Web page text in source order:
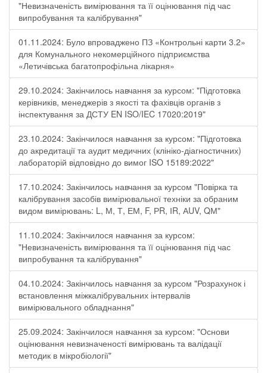
"Невизначеність вимірювання та її оцінювання під час
випробування та калібрування"
01.11.2024: Було впроваджено ПЗ «Контрольні карти 3.2»
для Комунального некомерційного підприємства
«Летичівська багатопрофільна лікарня»
29.10.2024: Закінчилось навчання за курсом: "Підготовка
керівників, менеджерів з якості та фахівців органів з
інспектування за ДСТУ EN ISO/IEC 17020:2019"
23.10.2024: Закінчилося навчання за курсом: "Підготовка
до акредитації та аудит медичних (клініко-діагностичних)
лабораторій відповідно до вимог ISO 15189:2022"
17.10.2024: Закінчилось навчання за курсом "Повірка та
калібрування засобів вимірювальної техніки за обраним
видом вимірювань: L, М, Т, ЕМ, F, РR, ІR, АUV, QМ"
11.10.2024: Закінчилося навчання за курсом:
"Невизначеність вимірювання та її оцінювання під час
випробування та калібрування"
04.10.2024: Закінчилось навчання за курсом "Розрахунок і
встановлення міжкалібрувальних інтервалів
вимірювального обладнання"
25.09.2024: Закінчилося навчання за курсом: "Основи
оцінювання невизначеності вимірювань та валідації
методик в мікробіології"